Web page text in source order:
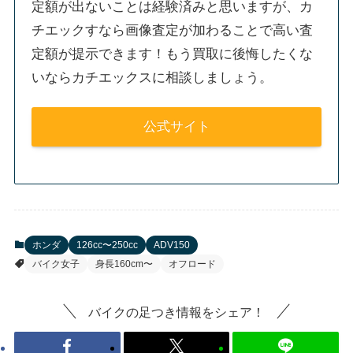
定額が出ないことは経験済みと思いますが、カ
チエックすなら画像査定が加わることで高い査
定額が提示できます！もう買取に後悔したくな
いならカチエックスに相談しましょう。
公式サイト
ホンダ 126cc〜250cc
ADV150
バイク女子
身長160cm〜 オフロード
バイクの足つき情報をシェア！